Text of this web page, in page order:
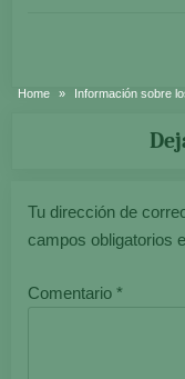
Home Información sobre
Tu dirección de
campos obligatorios
Comentario *